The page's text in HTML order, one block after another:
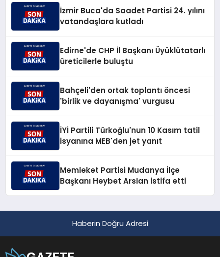
İzmir Buca'da Saadet Partisi 24. yılını
vatandaşlara kutladı
Edirne'de CHP İl Başkanı Üyüklütatarlı
üreticilerle buluştu
Bahçeli'den ortak toplantı öncesi
'birlik ve dayanışma' vurgusu
İYİ Partili Türkoğlu'nun 10 Kasım tatil
isyanına MEB'den jet yanıt
Memleket Partisi Mudanya İlçe
Başkanı Heybet Arslan istifa etti
Haberin Doğru Adresi